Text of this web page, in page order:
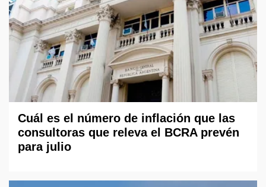
Cuál es el número de inflación que las
consultoras que releva el BCRA prevén
para julio